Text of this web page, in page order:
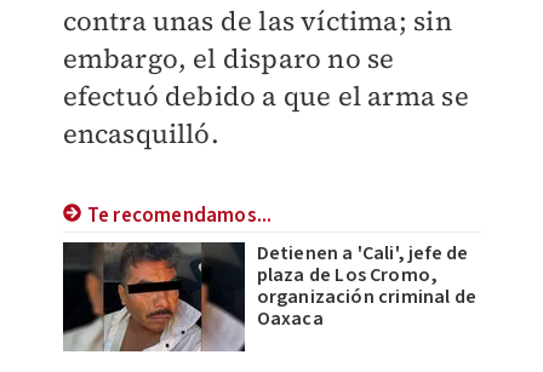
contra unas de las víctima; sin
embargo, el disparo no se
efectuó debido a que el arma se
encasquilló.
Te recomendamos...
Detienen a 'Cali', jefe de
plaza de Los Cromo,
organización criminal de
Oaxaca